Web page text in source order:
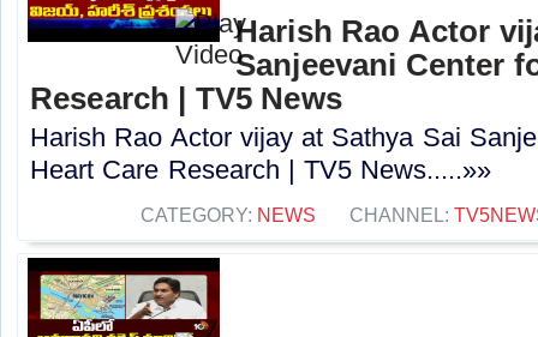
Harish Rao Actor
Sanjeevani Center
Research | TV5 News
Harish Rao Actor vijay at Sathya Sai
Heart Care Research | TV5 News.....»»
CATEGORY: NEWS CHANNEL: